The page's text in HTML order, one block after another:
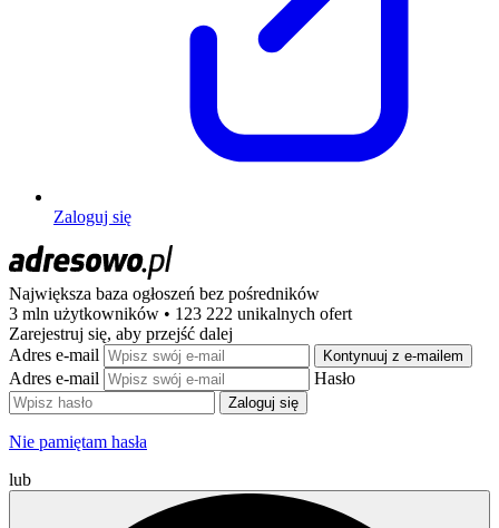
Zaloguj się
Największa baza ogłoszeń bez pośredników
3 mln użytkowników • 123 222 unikalnych ofert
Zarejestruj się, aby przejść dalej
Adres e-mail
Kontynuuj z e-mailem
Adres e-mail Hasło
Zaloguj się
Nie pamiętam hasła
lub